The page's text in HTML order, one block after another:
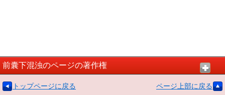
前囊下混浊のページの著作権
トップページに戻る ページ上部に戻る